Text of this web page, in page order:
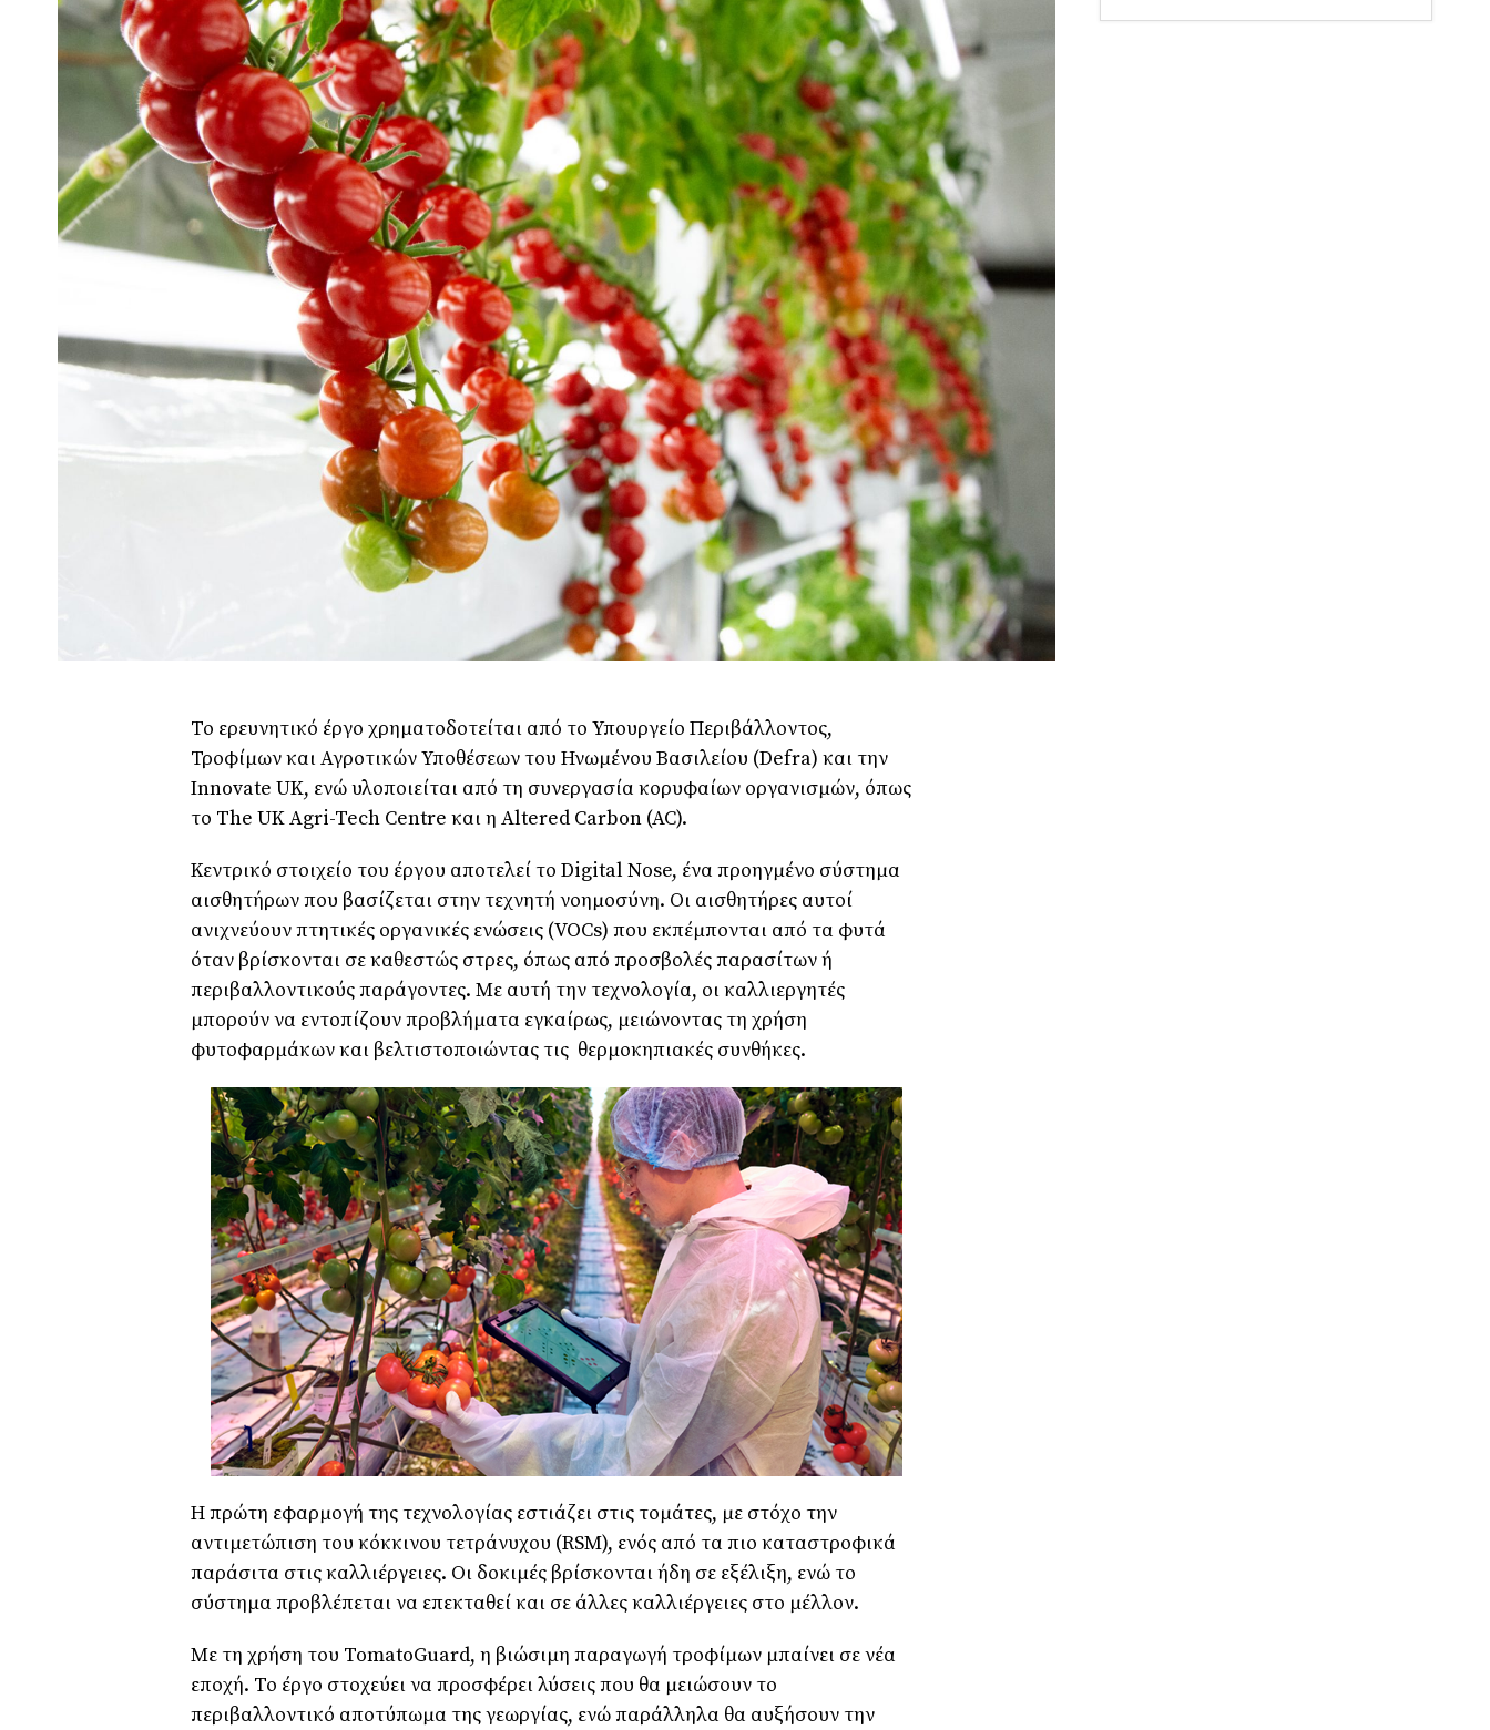
Το ερευνητικό έργο χρηματοδοτείται από το Υπουργείο Περιβάλλοντος,
Τροφίμων και Αγροτικών Υποθέσεων του Ηνωμένου Βασιλείου (Defra) και την
Innovate UK, ενώ υλοποιείται από τη συνεργασία κορυφαίων οργανισμών, όπως
το The UK Agri-Tech Centre και η Altered Carbon (AC).
Κεντρικό στοιχείο του έργου αποτελεί το Digital Nose, ένα προηγμένο σύστημα
αισθητήρων που βασίζεται στην τεχνητή νοημοσύνη. Οι αισθητήρες αυτοί
ανιχνεύουν πτητικές οργανικές ενώσεις (VOCs) που εκπέμπονται από τα φυτά
όταν βρίσκονται σε καθεστώς στρες, όπως από προσβολές παρασίτων ή
περιβαλλοντικούς παράγοντες. Με αυτή την τεχνολογία, οι καλλιεργητές
μπορούν να εντοπίζουν προβλήματα εγκαίρως, μειώνοντας τη χρήση
φυτοφαρμάκων και βελτιστοποιώντας τις θερμοκηπιακές συνθήκες.
Η πρώτη εφαρμογή της τεχνολογίας εστιάζει στις τομάτες, με στόχο την
αντιμετώπιση του κόκκινου τετράνυχου (RSM), ενός από τα πιο καταστροφικά
παράσιτα στις καλλιέργειες. Οι δοκιμές βρίσκονται ήδη σε εξέλιξη, ενώ το
σύστημα προβλέπεται να επεκταθεί και σε άλλες καλλιέργειες στο μέλλον.
Με τη χρήση του TomatoGuard, η βιώσιμη παραγωγή τροφίμων μπαίνει σε νέα
εποχή. Το έργο στοχεύει να προσφέρει λύσεις που θα μειώσουν το
περιβαλλοντικό αποτύπωμα της γεωργίας, ενώ παράλληλα θα αυξήσουν την